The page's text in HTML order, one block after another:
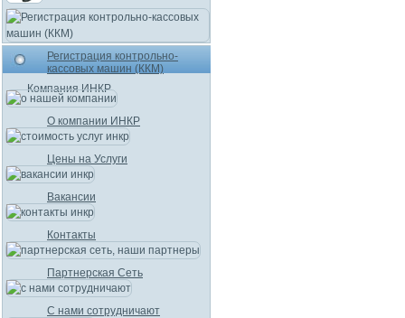
Регистрация контрольно-
кассовых машин (ККМ)
Компания ИНКР
О компании ИНКР
Цены на Услуги
Вакансии
Контакты
Партнерская Сеть
С нами сотрудничают